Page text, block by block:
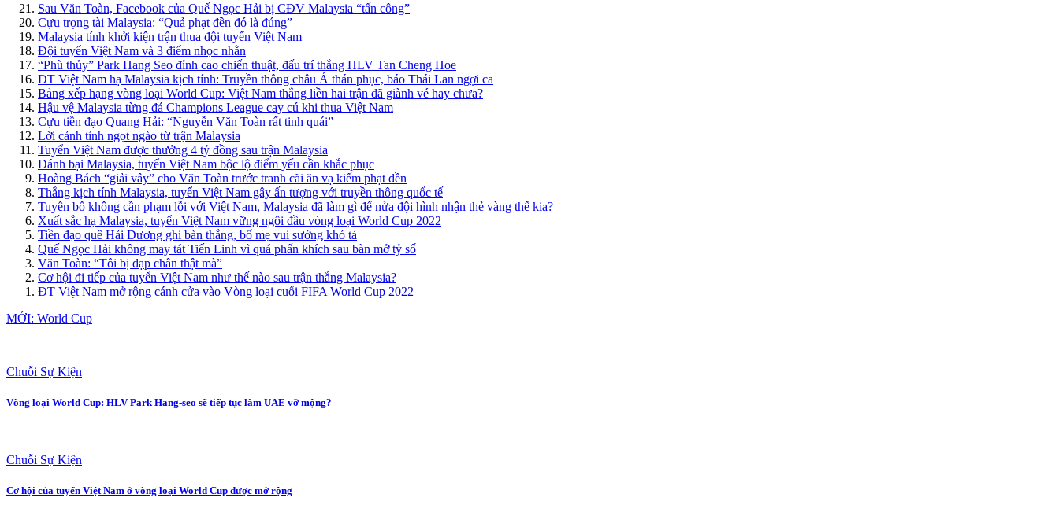
Sau Văn Toàn, Facebook của Quế Ngọc Hải bị CĐV Malaysia “tấn công”
Cựu trọng tài Malaysia: “Quả phạt đền đó là đúng”
Malaysia tính khởi kiện trận thua đội tuyển Việt Nam
Đội tuyển Việt Nam và 3 điểm nhọc nhằn
“Phù thủy” Park Hang Seo đỉnh cao chiến thuật, đấu trí thắng HLV Tan Cheng Hoe
ĐT Việt Nam hạ Malaysia kịch tính: Truyền thông châu Á thán phục, báo Thái Lan ngợi ca
Bảng xếp hạng vòng loại World Cup: Việt Nam thắng liền hai trận đã giành vé hay chưa?
Hậu vệ Malaysia từng đá Champions League cay cú khi thua Việt Nam
Cựu tiền đạo Quang Hải: “Nguyễn Văn Toàn rất tinh quái”
Lời cảnh tỉnh ngọt ngào từ trận Malaysia
Tuyển Việt Nam được thưởng 4 tỷ đồng sau trận Malaysia
Đánh bại Malaysia, tuyển Việt Nam bộc lộ điểm yếu cần khắc phục
Hoàng Bách “giải vây” cho Văn Toàn trước tranh cãi ăn vạ kiếm phạt đền
Thắng kịch tính Malaysia, tuyển Việt Nam gây ấn tượng với truyền thông quốc tế
Tuyên bố không cần phạm lỗi với Việt Nam, Malaysia đã làm gì để nửa đội hình nhận thẻ vàng thế kia?
Xuất sắc hạ Malaysia, tuyển Việt Nam vững ngôi đầu vòng loại World Cup 2022
Tiền đạo quê Hải Dương ghi bàn thắng, bố mẹ vui sướng khó tả
Quế Ngọc Hải không may tát Tiến Linh vì quá phấn khích sau bàn mở tỷ số
Văn Toàn: “Tôi bị đạp chân thật mà”
Cơ hội đi tiếp của tuyển Việt Nam như thế nào sau trận thắng Malaysia?
ĐT Việt Nam mở rộng cánh cửa vào Vòng loại cuối FIFA World Cup 2022
MỚI: World Cup
Chuỗi Sự Kiện
Vòng loại World Cup: HLV Park Hang-seo sẽ tiếp tục làm UAE vỡ mộng?
Chuỗi Sự Kiện
Cơ hội của tuyển Việt Nam ở vòng loại World Cup được mở rộng